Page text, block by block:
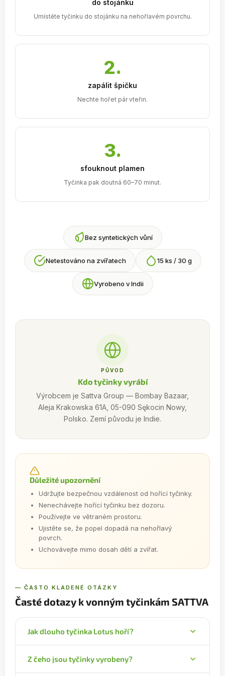
do stojánku
Umístěte tyčinku do stojánku na nehořlavém povrchu.
2.
zapálit špičku
Nechte hořet pár vteřin.
3.
sfouknout plamen
Tyčinka pak doutná 60–70 minut.
Bez syntetických vůní
Netestováno na zvířatech 15 ks / 30 g
Vyrobeno v Indii
PŮVOD
Kdo tyčinky vyrábí
Výrobcem je Sattva Group — Bombay Bazaar,
Aleja Krakowska 61A, 05-090 Sękocin Nowy,
Polsko. Zemí původu je Indie.
Důležité upozornění
Udržujte bezpečnou vzdálenost od hořící tyčinky.
Nenechávejte hořící tyčinku bez dozoru.
Používejte ve větraném prostoru.
Ujistěte se, že popel dopadá na nehořlavý
povrch.
Uchovávejte mimo dosah dětí a zvířat.
— ČASTO KLADENÉ OTÁZKY
Časté dotazy k vonným tyčinkám SATTVA
Jak dlouho tyčinka Lotus hoří?
15 kusů o celkové hmotnosti 30 g.
Z čeho jsou tyčinky vyrobeny?